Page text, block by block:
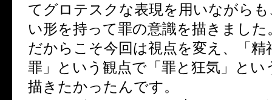
てグロテスクな表現を用いながら
い形を持って罪の意識を描きました
だからこそ今回は視点を変え、「精
罪」という観点で「罪と狂気」とい
描きたかったんです。